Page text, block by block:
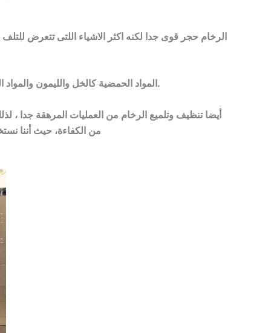
الرخام حجر قوى جدا لكنه اكثر الاشياء اللتى تتعرض
المواد الحمضية كالخل والليمون والمواد المنظفة القوية كالفلاش والهايبكس وغيرها تعمل على خدش الرخام وعمل حفر به، لذلك يحظر استخدامها.
أيضا تنظيف وتلميع الرخام من العمليات المرهقة جدا ،
من الكفاءة، حيث أننا